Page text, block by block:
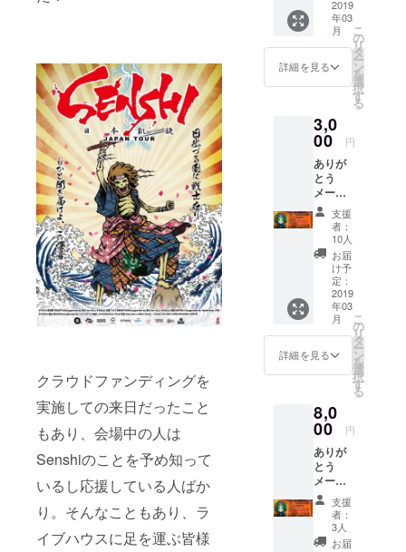
クラウドファンディングを
実施しての来日だったこと
もあり、会場中の人は
Senshiのことを予め知って
いるし応援している人ばか
り。そんなこともあり、ラ
イブハウスに足を運ぶ皆様
8 Plus /
iPhone
X
ng：
Galaxy
/S8
/S8+ /
S7 /S7
Edge /
Note
5/S6
Edge
Plus
Kyocer
a：
TORQU
E G01 /
TORQU
E G02 /
URBAN
O L03
Panaso
nic：
Eluga X
Panaso
nic QE-
PL202 /
Panaso
nic QE-
PL302 /
QE-
CV201
Nexus
はお名
前を受
付に申
し出て
くださ
より、
ありが
とう
メール
と動画
をお送
りしま
こちら
のプラ
ンは全
プラン
共通で
付いて
くるリ
ターン
でござ
いま
す。
2019
年03
月
詳細を見る
こ
の
リ
タ
ー
ン
を
選
択
す
る
3,0
00 円
ありが
とう
メール&
動画 ス
プリッ
トCD ダ
ウン
ロード
コード
※両バン
ドのス
プリッ
トCDの
データ
をお送
りさせ
ます
※DVDの
データ
はお送
りしま
せんの
でご了
承くだ
さい
支援
者：
10人
お届
け予
定：
2019
年03
月
詳細を見る
こ
の
リ
タ
ー
ン
を
選
択
す
る
8,0
00 円
ありが
とう
メール&
動画
3/10の
ライブ
配信
支援
者：
3人
お届